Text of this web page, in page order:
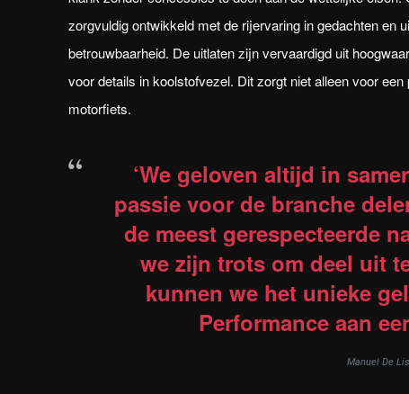
zorgvuldig ontwikkeld met de rijervaring in gedachten en
betrouwbaarheid. De uitlaten zijn vervaardigd uit
voor details in koolstofvezel. Dit zorgt niet alleen voor
motorfiets.
‘We geloven altijd in
passie voor de branche
de meest gerespecteerde
we zijn trots om deel uit
kunnen we het unieke
Performance aan
Manuel De